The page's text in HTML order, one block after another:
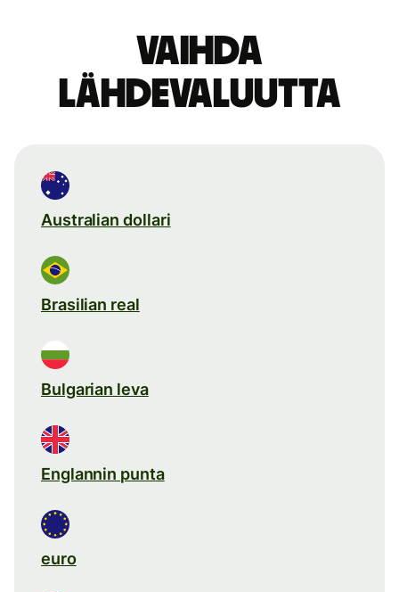
Vaihda
lähdevaluutta
Australian dollari
Brasilian real
Bulgarian leva
Englannin punta
euro